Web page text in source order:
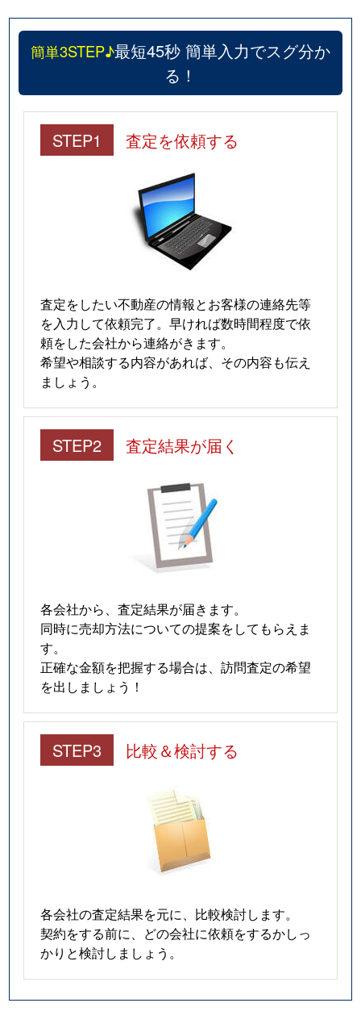
簡単3STEP♪最短45秒 簡単入力でスグ分か
る！
STEP1 査定を依頼する
査定をしたい不動産の情報とお客様の連絡先等
を入力して依頼完了。早ければ数時間程度で依
頼をした会社から連絡がきます。
希望や相談する内容があれば、その内容も伝え
ましょう。
STEP2 査定結果が届く
各会社から、査定結果が届きます。
同時に売却方法についての提案をしてもらえま
す。
正確な金額を把握する場合は、訪問査定の希望
を出しましょう！
STEP3 比較＆検討する
各会社の査定結果を元に、比較検討します。
契約をする前に、どの会社に依頼をするかしっ
かりと検討しましょう。